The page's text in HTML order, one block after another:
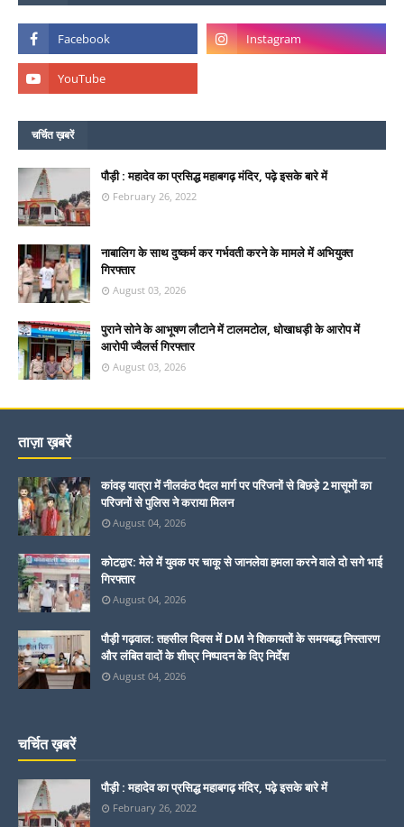
चर्चित ख़बरें
पौड़ी : महादेव का प्रसिद्ध महाबगढ़ मंदिर, पढ़े इसके बारे में
February 26, 2022
नाबालिग के साथ दुष्कर्म कर गर्भवती करने के मामले में अभियुक्त
गिरफ्तार
August 03, 2026
पुराने सोने के आभूषण लौटाने में टालमटोल, धोखाधड़ी के आरोप में
आरोपी ज्वैलर्स गिरफ्तार
August 03, 2026
ताज़ा ख़बरें
कांवड़ यात्रा में नीलकंठ पैदल मार्ग पर परिजनों से बिछड़े 2 मासूमों का
परिजनों से पुलिस ने कराया मिलन
August 04, 2026
कोटद्वार: मेले में युवक पर चाकू से जानलेवा हमला करने वाले दो सगे भाई
गिरफ्तार
August 04, 2026
पौड़ी गढ़वाल: तहसील दिवस में DM ने शिकायतों के समयबद्ध निस्तारण
और लंबित वादों के शीघ्र निष्पादन के दिए निर्देश
August 04, 2026
चर्चित ख़बरें
पौड़ी : महादेव का प्रसिद्ध महाबगढ़ मंदिर, पढ़े इसके बारे में
February 26, 2022